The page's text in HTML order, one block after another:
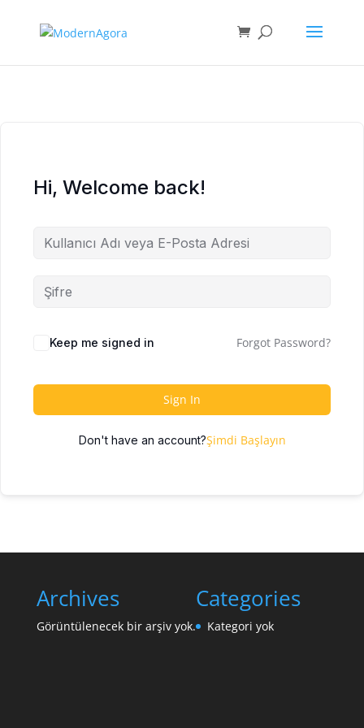
Hi, Welcome back!
Keep me signed in Forgot Password?
Sign In
Don't have an account?Şimdi Başlayın
Archives
Görüntülenecek bir arşiv yok.
Categories
Kategori yok